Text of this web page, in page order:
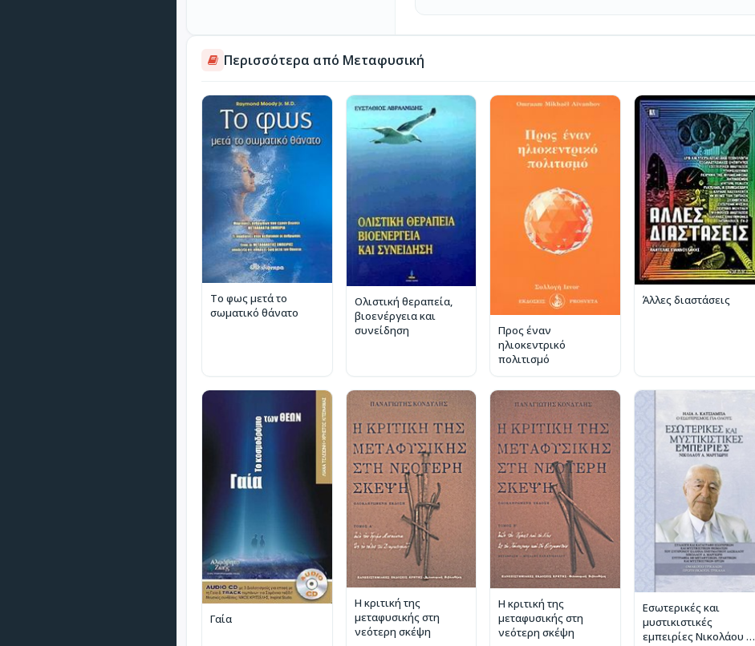
Περισσότερα από Μεταφυσική
Το φως μετά το
σωματικό θάνατο
Ολιστική θεραπεία,
βιοενέργεια και
συνείδηση
Προς έναν
ηλιοκεντρικό
πολιτισμό
Άλλες διαστάσεις
Γαία
Η κριτική της
μεταφυσικής στη
νεότερη σκέψη
Η κριτική της
μεταφυσικής στη
νεότερη σκέψη
Εσωτερικές και
μυστικιστικές
εμπειρίες Νικολάου Α.